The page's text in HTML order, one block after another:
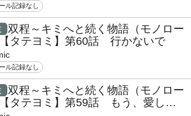
ル記録なし
双程～キミへと続く物語（モノロー
タテヨミ】第60話 行かないで
ル記録なし
双程～キミへと続く物語（モノロー
タテヨミ】第59話 もう、愛して